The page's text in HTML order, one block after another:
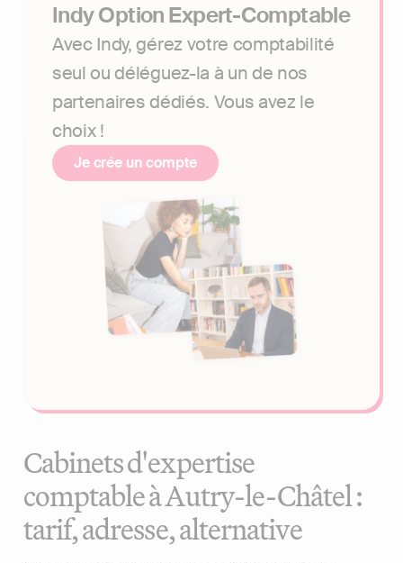
Indy Option Expert-Comptable
Avec Indy, gérez votre comptabilité
seul ou déléguez-la à un de nos
partenaires dédiés. Vous avez le
choix !
Je crée un compte
Cabinets d'expertise
comptable à Autry-le-Châtel :
tarif, adresse, alternative